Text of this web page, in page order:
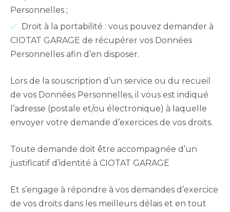
Personnelles ;
Droit à la portabilité : vous pouvez demander à
CIOTAT GARAGE de récupérer vos Données
Personnelles afin d’en disposer.
Lors de la souscription d’un service ou du recueil
de vos Données Personnelles, il vous est indiqué
l’adresse (postale et/ou électronique) à laquelle
envoyer votre demande d’exercices de vos droits.
Toute demande doit être accompagnée d’un
justificatif d’identité à CIOTAT GARAGE
Et s’engage à répondre à vos demandes d’exercice
de vos droits dans les meilleurs délais et en tout